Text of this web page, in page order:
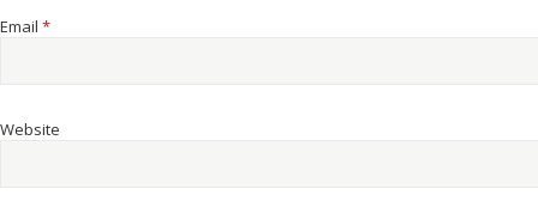
Email *
Website